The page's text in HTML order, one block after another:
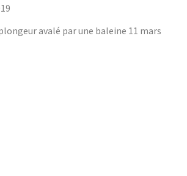
avalé par une baleine 11 mars